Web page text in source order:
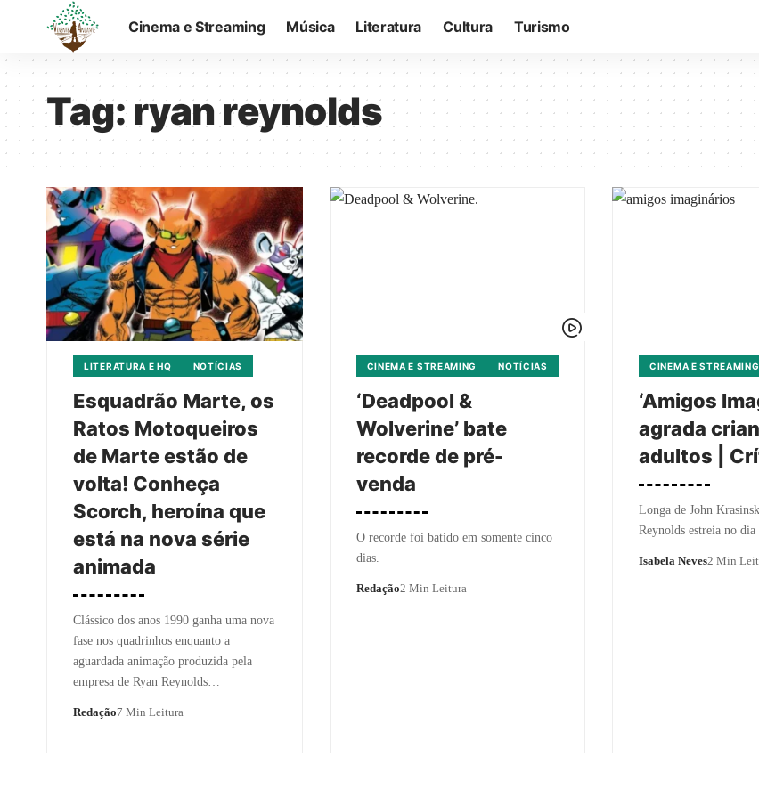
Cinema e Streaming Música Literatura Cultura Turismo
Tag:ryan reynolds
LITERATURA E HQ NOTÍCIAS
Esquadrão Marte, os
Ratos Motoqueiros
de Marte estão de
volta! Conheça
Scorch, heroína que
está na nova série
animada
Clássico dos anos 1990 ganha uma nova
fase nos quadrinhos enquanto a
aguardada animação produzida pela
empresa de Ryan Reynolds…
Redação7 Min Leitura
CINEMA E STREAMING NOTÍCIAS
‘Deadpool &
Wolverine’ bate
recorde de pré-
venda
O recorde foi batido em somente cinco
dias.
Redação2 Min Leitura
CINEMA E STREAMING
‘Amigos
agrada
adultos |
Longa de John
Reynolds estreia no dia
Isabela Neves2 Min